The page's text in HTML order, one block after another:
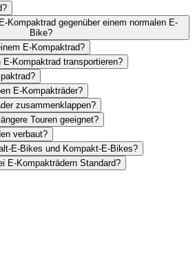
Kompaktrad gegenüber einem normalen E-
Bike?
E-Kompaktrad?
Kompaktrad transportieren?
E-Kompakträder?
zusammenklappen?
Touren geeignet?
verbaut?
E-Bikes und Kompakt-E-Bikes?
E-Kompakträdern Standard?